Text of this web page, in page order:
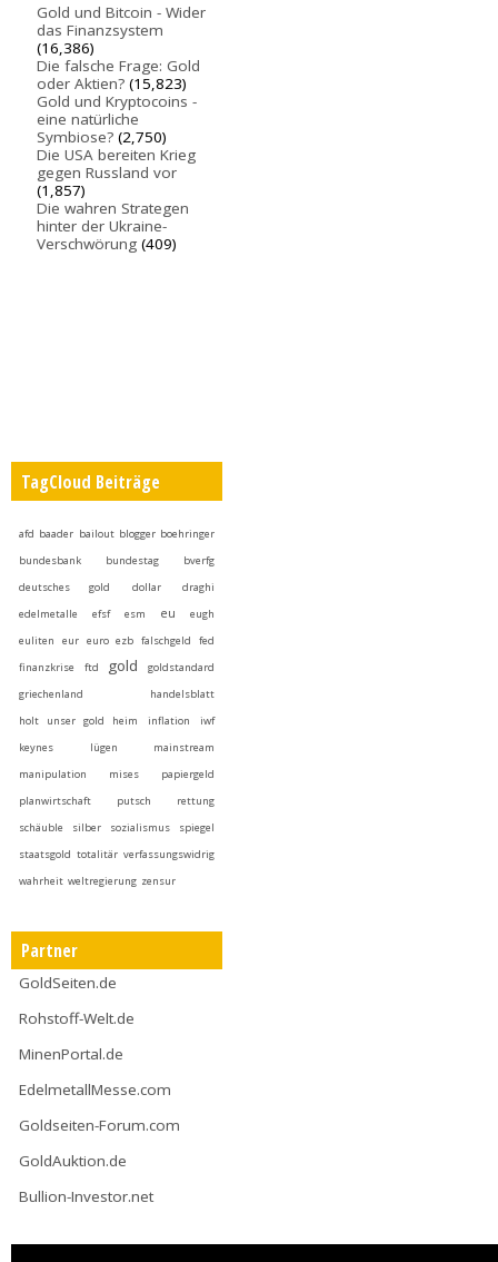
Gold und Bitcoin - Wider
das Finanzsystem
(16,386)
Die falsche Frage: Gold
oder Aktien? (15,823)
Gold und Kryptocoins -
eine natürliche
Symbiose? (2,750)
Die USA bereiten Krieg
gegen Russland vor
(1,857)
Die wahren Strategen
hinter der Ukraine-
Verschwörung (409)
TagCloud Beiträge
afd baader bailout blogger boehringer
bundesbank
bundestag
bverfg
deutsches gold
dollar
draghi
edelmetalle
efsf esm eu
eugh
euliten
eur euro ezb falschgeld
fed
finanzkrise
ftd gold
goldstandard
griechenland
handelsblatt
holt unser gold heim
inflation
iwf
keynes
lügen
mainstream
manipulation
mises
papiergeld
planwirtschaft
putsch
rettung
schäuble
silber sozialismus
spiegel
staatsgold totalitär verfassungswidrig
wahrheit weltregierung zensur
Partner
GoldSeiten.de
Rohstoff-Welt.de
MinenPortal.de
EdelmetallMesse.com
Goldseiten-Forum.com
GoldAuktion.de
Bullion-Investor.net